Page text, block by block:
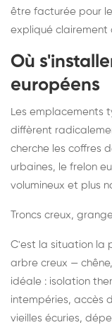
être facturée pour
expliqué clairement
Où
européens
Les emplacements
diffèrent
cherche les coffres
urbaines, le frelon
volumineux et plus
Troncs creux,
C'est la situation la
arbre creux —
idéale : isolation
intempéries, accès
vieilles écuries,